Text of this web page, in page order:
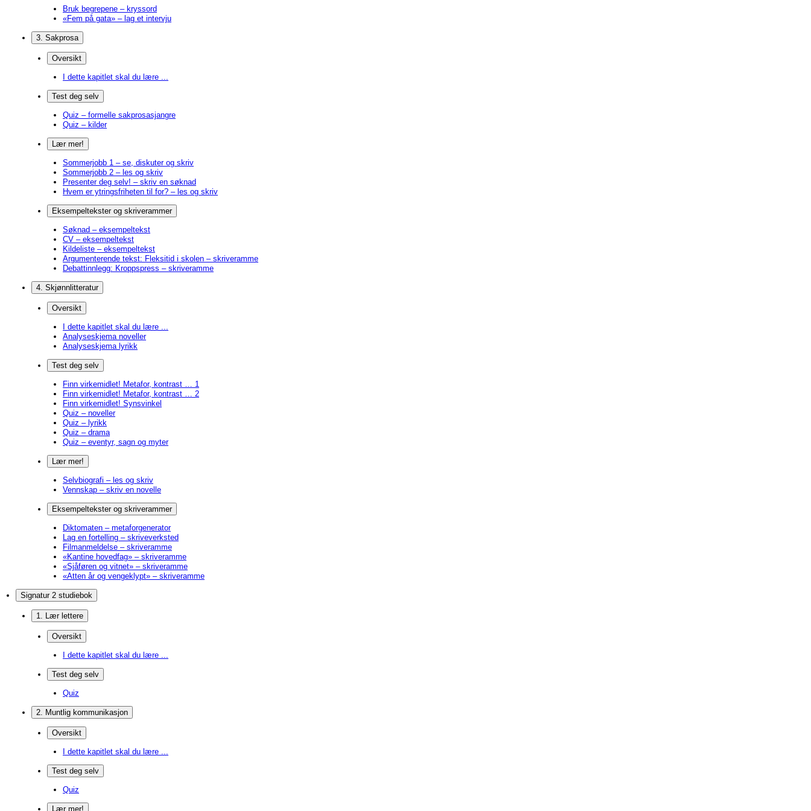
Bruk begrepene – kryssord
«Fem på gata» – lag et intervju
3. Sakprosa
Oversikt
I dette kapitlet skal du lære ...
Test deg selv
Quiz – formelle sakprosasjangre
Quiz – kilder
Lær mer!
Sommerjobb 1 – se, diskuter og skriv
Sommerjobb 2 – les og skriv
Presenter deg selv! – skriv en søknad
Hvem er ytringsfriheten til for? – les og skriv
Eksempeltekster og skriverammer
Søknad – eksempeltekst
CV – eksempeltekst
Kildeliste – eksempeltekst
Argumenterende tekst: Fleksitid i skolen – skriveramme
Debattinnlegg: Kroppspress – skriveramme
4. Skjønnlitteratur
Oversikt
I dette kapitlet skal du lære ...
Analyseskjema noveller
Analyseskjema lyrikk
Test deg selv
Finn virkemidlet! Metafor, kontrast … 1
Finn virkemidlet! Metafor, kontrast … 2
Finn virkemidlet! Synsvinkel
Quiz – noveller
Quiz – lyrikk
Quiz – drama
Quiz – eventyr, sagn og myter
Lær mer!
Selvbiografi – les og skriv
Vennskap – skriv en novelle
Eksempeltekster og skriverammer
Diktomaten – metaforgenerator
Lag en fortelling – skriveverksted
Filmanmeldelse – skriveramme
«Kantine hovedfag» – skriveramme
«Sjåføren og vitnet» – skriveramme
«Atten år og vengeklypt» – skriveramme
Signatur 2 studiebok
1. Lær lettere
Oversikt
I dette kapitlet skal du lære ...
Test deg selv
Quiz
2. Muntlig kommunikasjon
Oversikt
I dette kapitlet skal du lære ...
Test deg selv
Quiz
Lær mer!